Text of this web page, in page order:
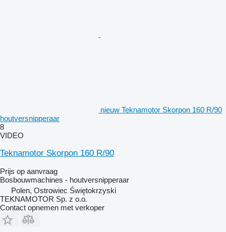
nieuw Teknamotor Skorpon 160 R/90
houtversnipperaar
8
VIDEO
Teknamotor Skorpon 160 R/90
Prijs op aanvraag
Bosbouwmachines - houtversnipperaar
Polen, Ostrowiec Świętokrzyski
TEKNAMOTOR Sp. z o.o.
Contact opnemen met verkoper